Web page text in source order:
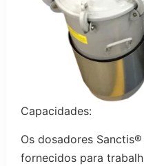
Capacidades:
Os dosadores
fornecidos para